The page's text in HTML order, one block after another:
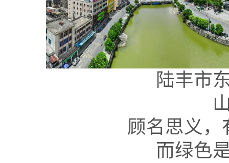
陆丰市
顾名思义，
而绿色